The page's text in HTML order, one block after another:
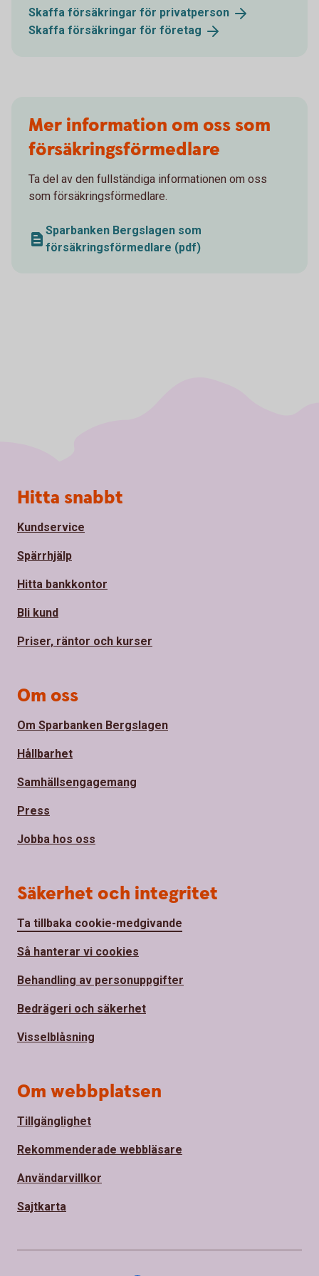
Skaffa försäkringar för privatperson
Skaffa försäkringar för företag
Mer information om oss som
försäkringsförmedlare
Ta del av den fullständiga informationen om oss
som försäkringsförmedlare.
Sparbanken Bergslagen som
försäkringsförmedlare (pdf)
Sidfot
Hitta snabbt
Kundservice
Spärrhjälp
Hitta bankkontor
Bli kund
Priser, räntor och kurser
Om oss
Om Sparbanken Bergslagen
Hållbarhet
Samhällsengagemang
Press
Jobba hos oss
Säkerhet och integritet
Ta tillbaka cookie-medgivande
Så hanterar vi cookies
Behandling av personuppgifter
Bedrägeri och säkerhet
Visselblåsning
Om webbplatsen
Tillgänglighet
Rekommenderade webbläsare
Användarvillkor
Sajtkarta